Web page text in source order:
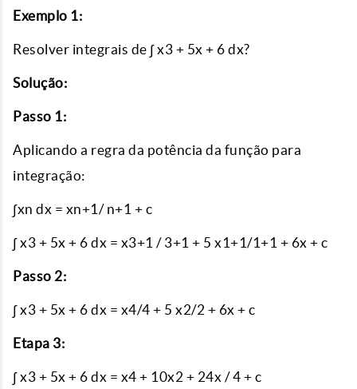
Exemplo 1:
Resolver integrais de ∫ x3 + 5x + 6 dx?
Solução:
Passo 1:
Aplicando a regra da potência da função para
integração:
∫xn dx = xn+1/ n+1 + c
∫ x3 + 5x + 6 dx = x3+1 / 3+1 + 5 x1+1/1+1 + 6x + c
Passo 2:
∫ x3 + 5x + 6 dx = x4/4 + 5 x2/2 + 6x + c
Etapa 3:
∫ x3 + 5x + 6 dx = x4 + 10x2 + 24x / 4 + c